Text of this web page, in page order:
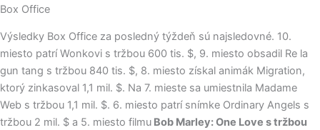
Box Office
Výsledky Box Office za posledný týždeň sú najsledovné. 10.
miesto patrí Wonkovi s tržbou 600 tis. $, 9. miesto obsadil Re la
gun tang s tržbou 840 tis. $, 8. miesto získal animák Migration,
ktorý zinkasoval 1,1 mil. $. Na 7. mieste sa umiestnila Madame
Web s tržbou 1,1 mil. $. 6. miesto patrí snímke Ordinary Angels s
tržbou 2 mil. $ a 5. miesto filmu Bob Marley: One Love s tržbou